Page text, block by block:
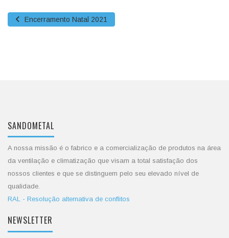
Encerramento Natal 2021
SANDOMETAL
A nossa missão é o fabrico e a comercialização de produtos na área
da ventilação e climatização que visam a total satisfação dos
nossos clientes e que se distinguem pelo seu elevado nível de
qualidade.
RAL - Resolução alternativa de conflitos
NEWSLETTER